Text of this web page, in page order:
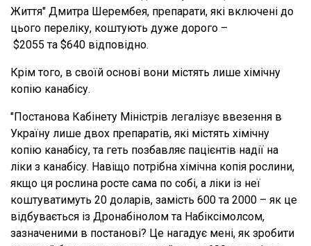
Життя" Дмитра Шерембея, препарати, які включені до
цього переліку, коштують дуже дорого –
$2055 та $640 відповідно.
Крім того, в своїй основі вони містять лише хімічну
копію канабісу.
"Постанова Кабінету Міністрів легалізує ввезення в
Україну лише двох препаратів, які містять хімічну
копію канабісу, та геть позбавляє пацієнтів надії на
ліки з канабісу. Навіщо потрібна хімічна копія рослини,
якщо ця рослина росте сама по собі, а ліки із неї
коштуватимуть 20 доларів, замість 600 та 2000 – як це
відбувається із Дронабінолом та Набіксімолсом,
зазначеними в постанові? Це нагадує мені, як зробити